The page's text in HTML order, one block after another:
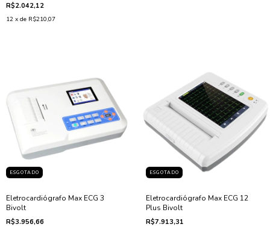
R$2.042,12
12 x de R$210,07
ESGOTADO
Eletrocardiógrafo Max ECG 3
Bivolt
R$3.956,66
ESGOTADO
Eletrocardiógrafo Max ECG 12
Plus Bivolt
R$7.913,31